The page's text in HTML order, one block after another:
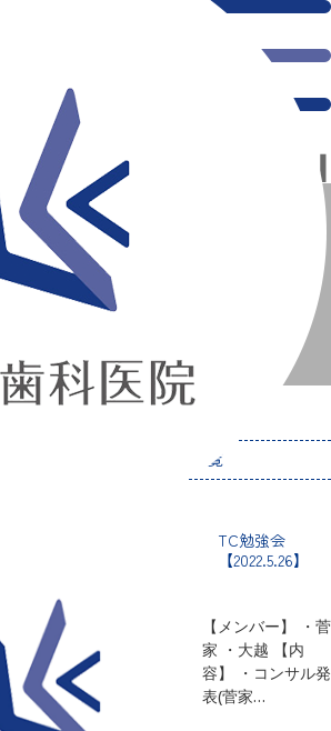
カテゴリー：「Blog」の記事一覧
TC勉強会
【2022.5.26】
【メンバー】 ・菅
家 ・大越 【内
容】 ・コンサル発
表(菅家…